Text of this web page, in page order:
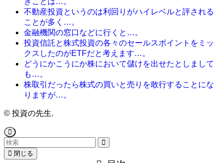
不動産投資というのは利回りがハイレベルと評される
ことが多く…。
金融機関の窓口などに行くと…。
投資信託と株式投資の各々のセールスポイントをミッ
クスしたのがETFだと考えます…。
どうにかこうにか株において儲けを出せたとしまして
も…。
株取引だったら株式の買いと売りを敢行することにな
りますが…。
© 投資の先生.
閉じる